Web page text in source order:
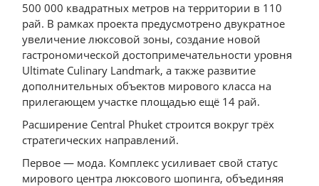
500 000 квадратных метров на территории в 110
рай. В рамках проекта предусмотрено двукратное
увеличение люксовой зоны, создание новой
гастрономической достопримечательности уровня
Ultimate Culinary Landmark, а также развитие
дополнительных объектов мирового класса на
прилегающем участке площадью ещё 14 рай.
Расширение Central Phuket строится вокруг трёх
стратегических направлений.
Первое — мода. Комплекс усиливает свой статус
мирового центра люксового шопинга, объединяя